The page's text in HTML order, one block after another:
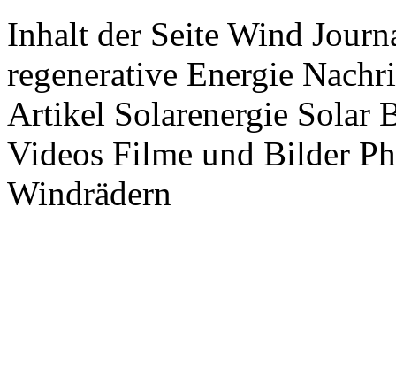
Inhalt der Seite Wind
regenerative Energie
Artikel Solarenergie Solar
Videos Filme und Bilder
Windrädern